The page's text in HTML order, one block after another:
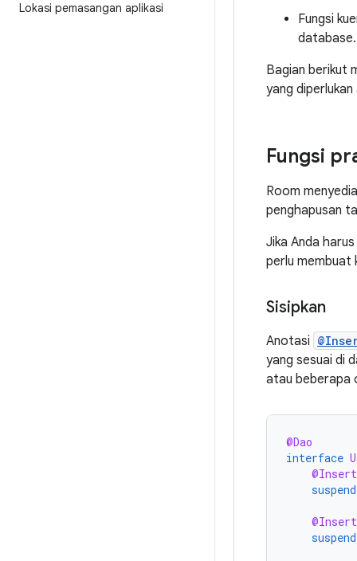
Lokasi pemasangan aplikasi
Fungsi
database.
Bagian berikut
yang diperlukan
Fungsi
Room
penghapusan
Jika Anda
perlu membuat
Sisipkan
Anotasi
yang sesuai di
atau beberapa
@Dao
interface
@Insert
suspend
@Insert
suspend